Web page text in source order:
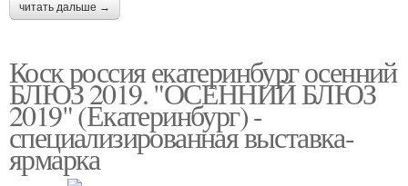
читать дальше →
Коск россия екатеринбург осенний
БЛЮЗ 2019. "ОСЕННИЙ БЛЮЗ
2019" (Екатеринбург) -
специализированная выставка-
ярмарка